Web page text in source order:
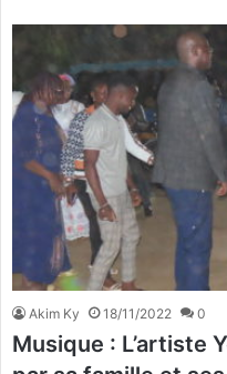
Akim Ky 18/11/2022 0
Musique : L’artiste